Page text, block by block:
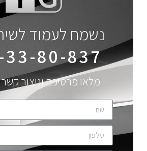
נשמח לעמוד
33-80-837
מלאו פרטיכם וניצור